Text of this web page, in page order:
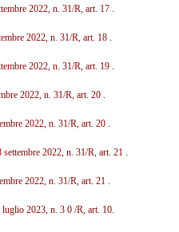
2022, n. 31/R, art. 17.
2022, n. 31/R, art. 18.
2022, n. 31/R, art. 19.
2022, n. 31/R, art. 20.
2022, n. 31/R, art. 20.
settembre 2022, n. 31/R, art. 21.
2022, n. 31/R, art. 21.
luglio 2023, n. 3 0 /R, art. 10.